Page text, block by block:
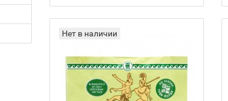
Железо с кофакторами
Нет в наличии